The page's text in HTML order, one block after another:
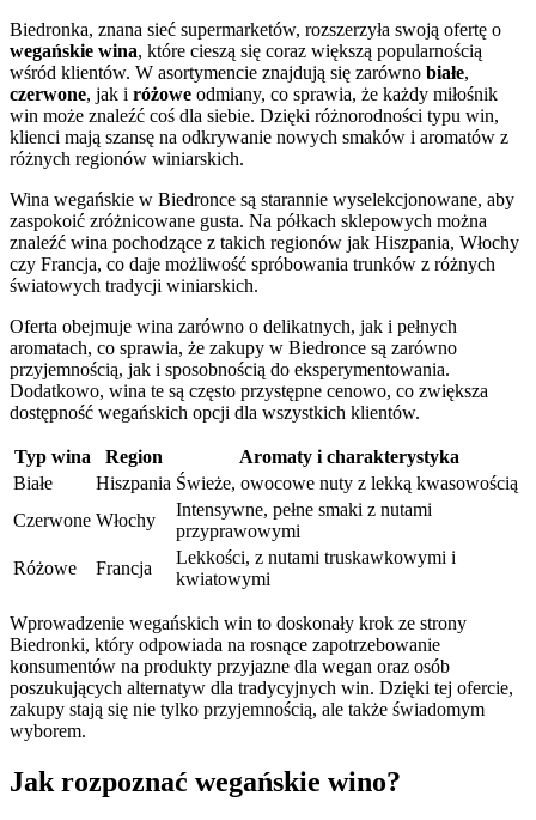
Biedronka, znana sieć supermarketów, rozszerzyła swoją ofertę o
wegańskie wina, które cieszą się coraz większą popularnością
wśród klientów. W asortymencie znajdują się zarówno białe,
czerwone, jak i różowe odmiany, co sprawia, że każdy miłośnik
win może znaleźć coś dla siebie. Dzięki różnorodności typu win,
klienci mają szansę na odkrywanie nowych smaków i aromatów z
różnych regionów winiarskich.
Wina wegańskie w Biedronce są starannie wyselekcjonowane, aby
zaspokoić zróżnicowane gusta. Na półkach sklepowych można
znaleźć wina pochodzące z takich regionów jak Hiszpania, Włochy
czy Francja, co daje możliwość spróbowania trunków z różnych
światowych tradycji winiarskich.
Oferta obejmuje wina zarówno o delikatnych, jak i pełnych
aromatach, co sprawia, że zakupy w Biedronce są zarówno
przyjemnością, jak i sposobnością do eksperymentowania.
Dodatkowo, wina te są często przystępne cenowo, co zwiększa
dostępność wegańskich opcji dla wszystkich klientów.
Typ wina Region
Aromaty i charakterystyka
Białe
Hiszpania Świeże, owocowe nuty z lekką kwasowością
Czerwone Włochy
Intensywne, pełne smaki z nutami
przyprawowymi
Różowe
Francja
Lekkości, z nutami truskawkowymi i
kwiatowymi
Wprowadzenie wegańskich win to doskonały krok ze strony
Biedronki, który odpowiada na rosnące zapotrzebowanie
konsumentów na produkty przyjazne dla wegan oraz osób
poszukujących alternatyw dla tradycyjnych win. Dzięki tej ofercie,
zakupy stają się nie tylko przyjemnością, ale także świadomym
wyborem.
Jak rozpoznać wegańskie wino?